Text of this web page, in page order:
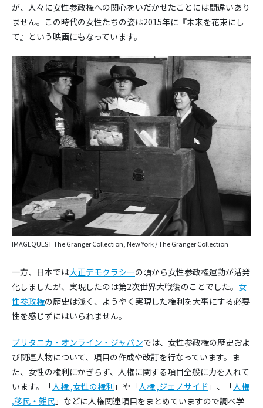
が、人々に女性参政権への関心をいだかせたことには間違いあり
ません。この時代の女性たちの姿は2015年に『未来を花束にし
て』という映画にもなっています。
IMAGEQUEST The Granger Collection, New York / The Granger Collection
一方、日本では大正デモクラシーの頃から女性参政権運動が活発
化しましたが、実現したのは第2次世界大戦後のことでした。 女
性参政権の歴史は浅く、ようやく実現した権利を大事にする必要
性を感じずにはいられません。
ブリタニカ・オンライン・ジャパンでは、女性参政権の歴史およ
び関連人物について、項目の作成や改訂を行なっています。ま
た、女性の権利にかぎらず、人権に関する項目全般に力を入れて
います。「人権 ,女性の権利 」や「人権 ,ジェノサイド 」、「人権
,移民・難民 」などに人権関連項目をまとめていますので調べ学